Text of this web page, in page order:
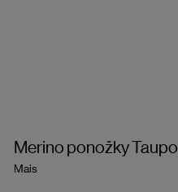
Merino ponožky Taupo
Mais